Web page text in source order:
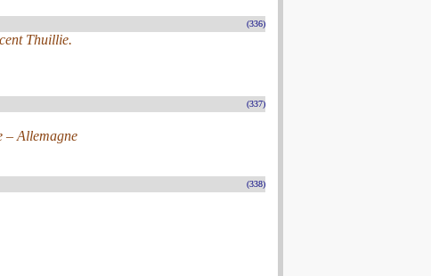
(336)
Thuillie.
(337)
– Allemagne
(338)